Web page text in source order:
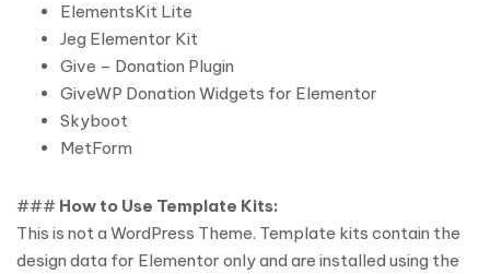
ElementsKit Lite
Jeg Elementor Kit
Give – Donation Plugin
GiveWP Donation Widgets for Elementor
Skyboot
MetForm
### How to Use Template Kits:
This is not a WordPress Theme. Template kits contain the
design data for Elementor only and are installed using the